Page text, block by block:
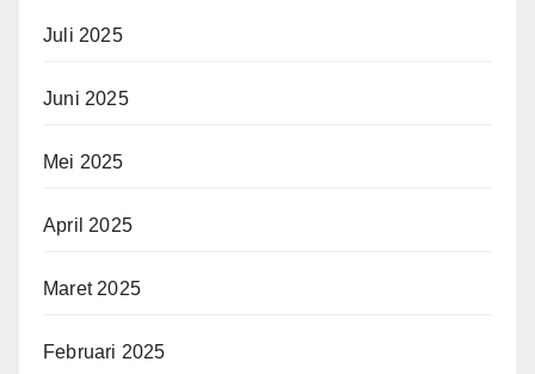
Juli 2025
Juni 2025
Mei 2025
April 2025
Maret 2025
Februari 2025